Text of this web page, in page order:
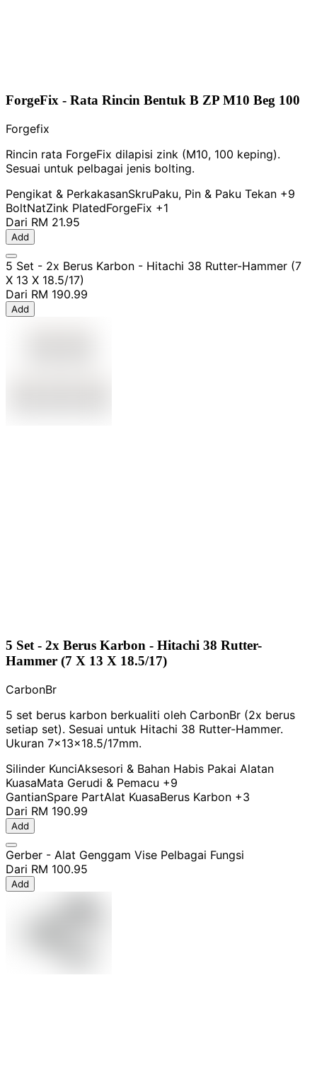
ForgeFix - Rata Rincin Bentuk B ZP M10 Beg 100
Forgefix
Rincin rata ForgeFix dilapisi zink (M10, 100 keping).
Sesuai untuk pelbagai jenis bolting.
Pengikat & PerkakasanSkruPaku, Pin & Paku Tekan +9
BoltNatZink PlatedForgeFix +1
Dari RM 21.95
Add
5 Set - 2x Berus Karbon - Hitachi 38 Rutter-Hammer (7
X 13 X 18.5/17)
Dari RM 190.99
Add
5 Set - 2x Berus Karbon - Hitachi 38 Rutter-
Hammer (7 X 13 X 18.5/17)
CarbonBr
5 set berus karbon berkualiti oleh CarbonBr (2x berus
setiap set). Sesuai untuk Hitachi 38 Rutter-Hammer.
Ukuran 7x13x18.5/17mm.
Silinder KunciAksesori & Bahan Habis Pakai Alatan
KuasaMata Gerudi & Pemacu +9
GantianSpare PartAlat KuasaBerus Karbon +3
Dari RM 190.99
Add
Gerber - Alat Genggam Vise Pelbagai Fungsi
Dari RM 100.95
Add